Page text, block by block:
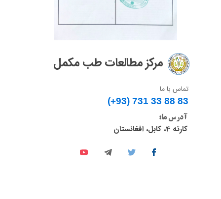
مرکز مطالعات طب مکمل
تماس با ما
(+93) 731 33 88 83​​​​​​​
آدرس ما:
کارته 4، کابل، افغانستان